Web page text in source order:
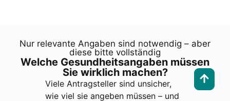
Nur rele­van­te Anga­ben sind not­wen­dig – aber
die­se bit­te voll­stän­dig
Wel­che Gesund­heits­an­ga­ben müs­sen
Sie wirk­lich machen?
Vie­le Antrag­stel­ler sind unsi­cher,
wie viel sie ange­ben müs­sen – und